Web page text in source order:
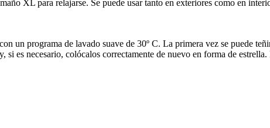
XL para relajarse. Se puede usar tanto en exteriores como en
un programa de lavado suave de 30º C. La primera vez se puede
si es necesario, colócalos correctamente de nuevo en forma de